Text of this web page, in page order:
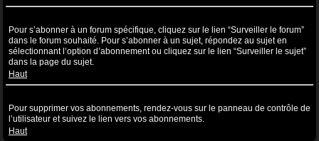
Pour s’abonner à un forum spécifique, cliquez sur le lien “Surveiller le forum”
dans le forum souhaité. Pour s’abonner à un sujet, répondez au sujet en
sélectionnant l’option d’abonnement ou cliquez sur le lien “Surveiller le sujet”
dans la page du sujet.
Haut
Pour supprimer vos abonnements, rendez-vous sur le panneau de contrôle de
l’utilisateur et suivez le lien vers vos abonnements.
Haut